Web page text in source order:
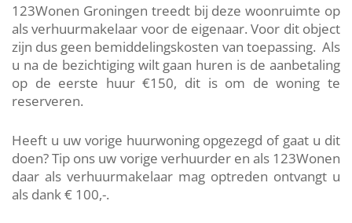
123Wonen Groningen treedt bij deze woonruimte op
als verhuurmakelaar voor de eigenaar. Voor dit object
zijn dus geen bemiddelingskosten van toepassing. Als
u na de bezichtiging wilt gaan huren is de aanbetaling
op de eerste huur €150, dit is om de woning te
reserveren.
Heeft u uw vorige huurwoning opgezegd of gaat u dit
doen? Tip ons uw vorige verhuurder en als 123Wonen
daar als verhuurmakelaar mag optreden ontvangt u
als dank € 100,-.